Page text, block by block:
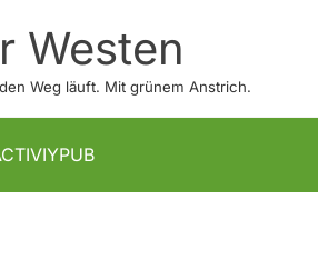
Westen
Weg läuft. Mit grünem Anstrich.